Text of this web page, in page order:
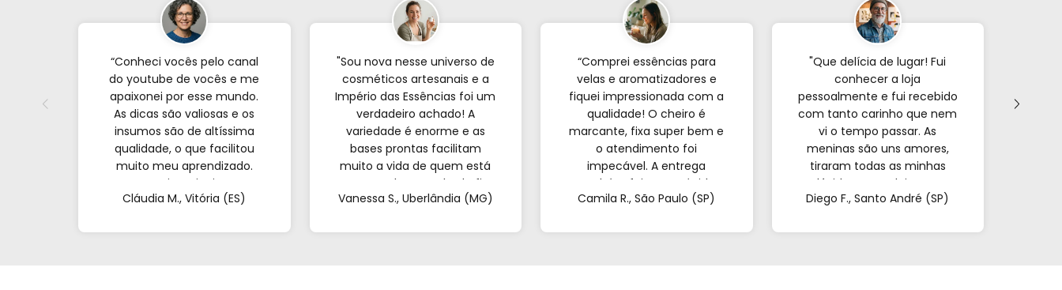
“Conheci vocês pelo canal
do youtube de vocês e me
apaixonei por esse mundo.
As dicas são valiosas e os
insumos são de altíssima
qualidade, o que facilitou
muito meu aprendizado.
Nunca imaginei que
conseguiria resultados tão
de casa. Obrigada!"al no
Cláudia M., Vitória (ES)
"Sou nova nesse universo de
cosméticos artesanais e a
Império das Essências foi um
verdadeiro achado! A
variedade é enorme e as
bases prontas facilitam
muito a vida de quem est
começando; o resultado fica
incrível. Sem contar o
que foi super atencioso e
Vanessa S., Uberlândia (MG)
“Comprei essências para
velas e aromatizadores e
fiquei impressionada com a
qualidade! O cheiro é
marcante, fixa super bem e
o atendimento foi
impecável. A entrega
também foi super rápida.
Recomendo de olhos
Camila R., São Paulo (SP)
"Que delícia de lugar! Fui
conhecer a loja
pessoalmente e fui recebido
com tanto carinho que nem
vi o tempo passar. As
meninas são uns amores,
tiraram todas as minhas
dúvidas e me deixaram
super à vontade. É
mãos vazias!"
Diego F., Santo André (SP)